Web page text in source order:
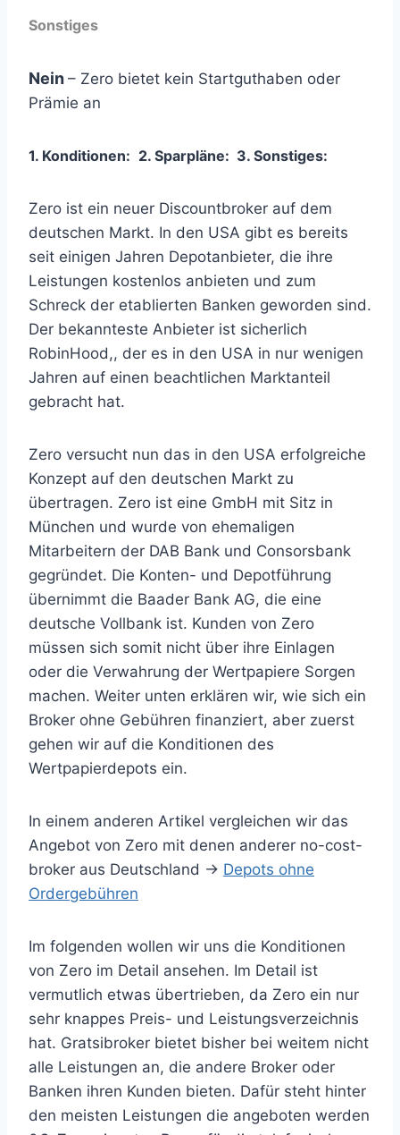
Sonstiges
Nein – Zero bietet kein Startguthaben oder
Prämie an
1. Konditionen: 2. Sparpläne: 3. Sonstiges:
Zero ist ein neuer Discountbroker auf dem
deutschen Markt. In den USA gibt es bereits
seit einigen Jahren Depotanbieter, die ihre
Leistungen kostenlos anbieten und zum
Schreck der etablierten Banken geworden sind.
Der bekannteste Anbieter ist sicherlich
RobinHood,, der es in den USA in nur wenigen
Jahren auf einen beachtlichen Marktanteil
gebracht hat.
Zero versucht nun das in den USA erfolgreiche
Konzept auf den deutschen Markt zu
übertragen. Zero ist eine GmbH mit Sitz in
München und wurde von ehemaligen
Mitarbeitern der DAB Bank und Consorsbank
gegründet. Die Konten- und Depotführung
übernimmt die Baader Bank AG, die eine
deutsche Vollbank ist. Kunden von Zero
müssen sich somit nicht über ihre Einlagen
oder die Verwahrung der Wertpapiere Sorgen
machen. Weiter unten erklären wir, wie sich ein
Broker ohne Gebühren finanziert, aber zuerst
gehen wir auf die Konditionen des
Wertpapierdepots ein.
In einem anderen Artikel vergleichen wir das
Angebot von Zero mit denen anderer no-cost-
broker aus Deutschland -> Depots ohne
Ordergebühren
Im folgenden wollen wir uns die Konditionen
von Zero im Detail ansehen. Im Detail ist
vermutlich etwas übertrieben, da Zero ein nur
sehr knappes Preis- und Leistungsverzeichnis
hat. Gratsibroker bietet bisher bei weitem nicht
alle Leistungen an, die andere Broker oder
Banken ihren Kunden bieten. Dafür steht hinter
den meisten Leistungen die angeboten werden